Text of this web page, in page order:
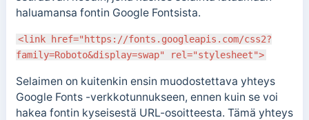
haluamansa fontin Google Fontsista.
<link href="https://fonts.googleapis.com/css2?
family=Roboto&display=swap" rel="stylesheet">
Selaimen on kuitenkin ensin muodostettava yhteys
Google Fonts -verkkotunnukseen, ennen kuin se voi
hakea fontin kyseisestä URL-osoitteesta. Tämä yhteys